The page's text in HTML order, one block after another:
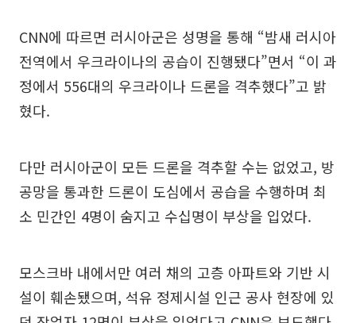
CNN에 따르면 러시아군은 성명을 통해 “밤새 러시아
전역에서 우크라이나의 공습이 진행됐다”면서 “이 과
정에서 556대의 우크라이나 드론을 격추했다”고 밝
혔다.
다만 러시아군이 모든 드론을 격추할 수는 없었고, 방
공망을 통과한 드론이 도심에서 공습을 수행하며 최
소 민간인 4명이 숨지고 수십명이 부상을 입었다.
모스크바 내에서만 여러 채의 고층 아파트와 기반 시
설이 훼손됐으며, 석유 정제시설 인근 공사 현장에 있